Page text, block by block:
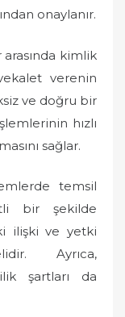
onaylanır.
kimlik
verenin
ve doğru bir
hızlı
sağlar.
temsil
bir şekilde
ilişki ve yetki
Ayrıca,
şartları da